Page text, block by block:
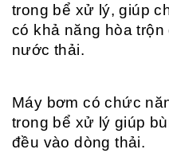
trong bể xử lý, giúp
có khả năng hòa
nước thải.
Máy bơm có chức
trong bể xử lý giúp
đều vào dòng thải.